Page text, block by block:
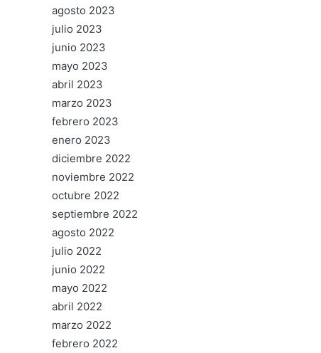
agosto 2023
julio 2023
junio 2023
mayo 2023
abril 2023
marzo 2023
febrero 2023
enero 2023
diciembre 2022
noviembre 2022
octubre 2022
septiembre 2022
agosto 2022
julio 2022
junio 2022
mayo 2022
abril 2022
marzo 2022
febrero 2022